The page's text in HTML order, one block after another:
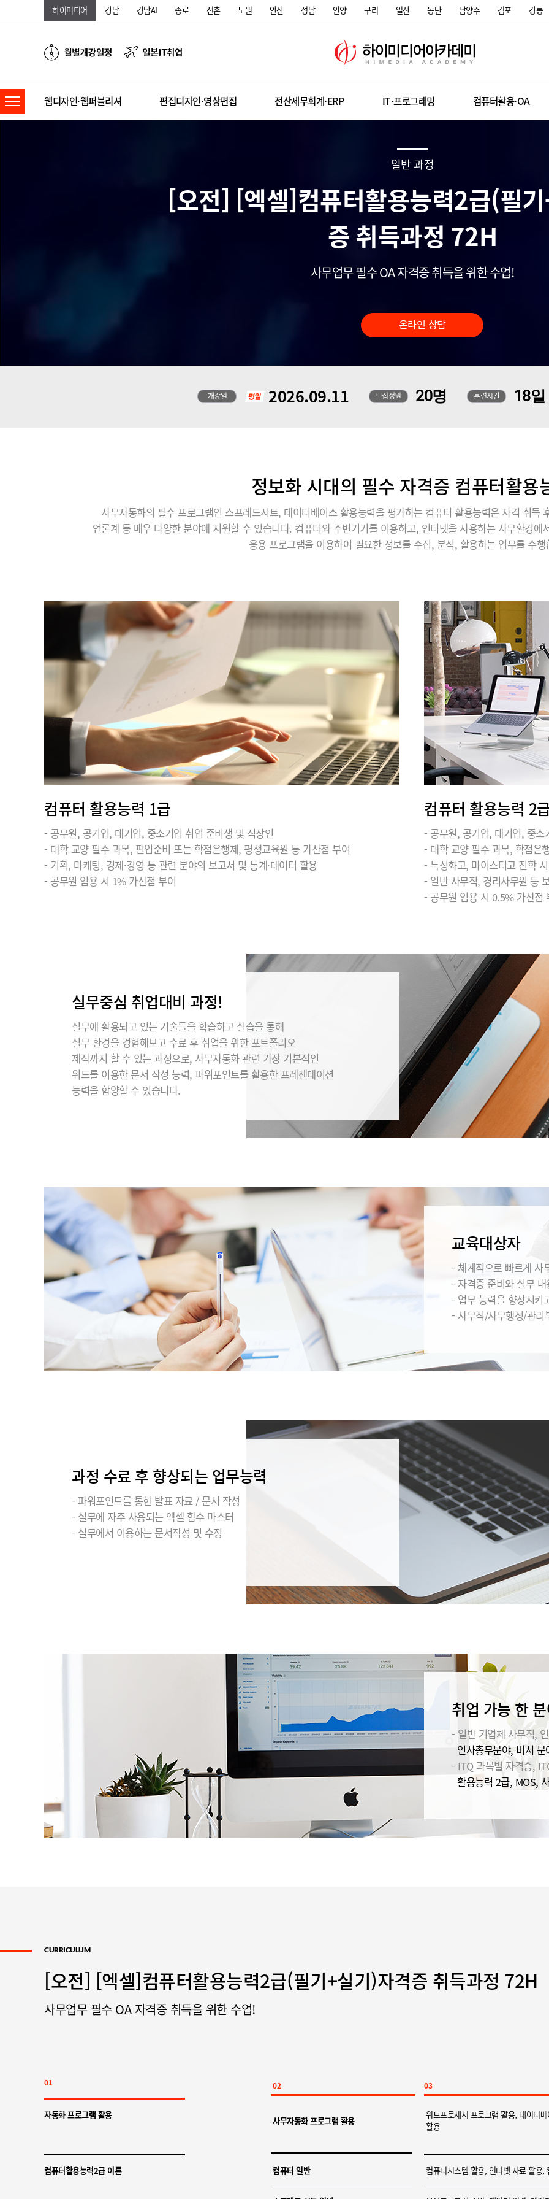
하이미디어 강남 강남AI 종로 신촌 노원 안산 성남 안양 구리 일산 동탄 남양주 김포 강릉
웹디자인·웹퍼블리셔 편집디자인·영상편집 전산세무회계·ERP IT·프로그래밍 컴퓨터활용·OA
일반 과정
[오전] [엑셀]컴퓨터활용능력2급(필
증 취득과정 72H
사무업무 필수 OA 자격증 취득을 위한 수업!
온라인 상담
개강일 2026.09.11 모집정원 20명 훈련시간 18일
정보화 시대의 필수 자격증 컴퓨터활용
사무자동화의 필수 프로그램인 스프레드시트, 데이터베이스 활용능력을 평가하는 컴퓨터 활용능력은 자격 취득
언론계 등 매우 다양한 분야에 지원할 수 있습니다. 컴퓨터와 주변기기를 이용하고, 인터넷을 사용하는 사무환경
응용 프로그램을 이용하여 필요한 정보를 수집, 분석, 활용하는 업무를 수행
컴퓨터 활용능력 1급
- 공무원, 공기업, 대기업, 중소기업 취업 준비생 및 직장인
- 대학 교양 필수 과목, 편입준비 또는 학점은행제, 평생교육원 등 가산점 부여
- 기획, 마케팅, 경제·경영 등 관련 분야의 보고서 및 통계·데이터 활용
- 공무원 임용 시 1% 가산점 부여
컴퓨터 활용능력 2
- 공무원, 공기업, 대기업, 중소
- 대학 교양 필수 과목, 학점은
- 특성화고, 마이스터고 진학
- 일반 사무직, 경리사무원 등
- 공무원 임용 시 0.5% 가산점
실무중심 취업대비 과정!
실무에 활용되고 있는 기술들을 학습하고 실습을 통해
실무 환경을 경험해보고 수료 후 취업을 위한 포트폴리오
제작까지 할 수 있는 과정으로, 사무자동화 관련 가장 기본적인
워드를 이용한 문서 작성 능력, 파워포인트를 활용한 프레젠테이션
능력을 함양할 수 있습니다.
교육대상자
- 체계적으로 빠르게 사
- 자격증 준비와 실무
- 업무 능력을 향상시키
- 사무직/사무행정/관리
과정 수료 후 향상되는 업무능력
- 파워포인트를 통한 발표 자료 / 문서 작성
- 실무에 자주 사용되는 엑셀 함수 마스터
- 실무에서 이용하는 문서작성 및 수정
취업 가능 한
- 일반 기업체 사무직,
인사총무분야, 비서
- ITQ 과목별 자격증,
활용능력 2급, MOS,
CURRICULUM
[오전] [엑셀]컴퓨터활용능력2급(필기+실기)자격증 취득과정 72H
사무업무 필수 OA 자격증 취득을 위한 수업!
01 02 03
자동화 프로그램 활용
사무자동화 프로그램 활용
워드프로세서 프로그램 활용, 데이터
활용
컴퓨터활용능력2급 이론 컴퓨터 일반 컴퓨터시스템 활용, 인터넷 자료 활용,